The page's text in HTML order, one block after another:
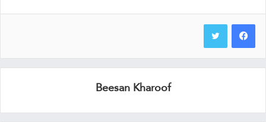
Beesan Kharoof